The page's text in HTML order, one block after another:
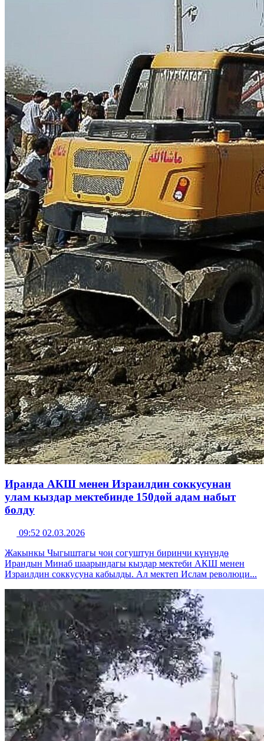
Иранда АКШ менен Израилдин соккусунан
улам кыздар мектебинде 150дөй адам набыт
болду
09:52 02.03.2026
Жакынкы Чыгыштагы чоң согуштун биринчи күнүндө
Ирандын Минаб шаарындагы кыздар мектеби АКШ менен
Израилдин соккусуна кабылды. Ал мектеп Ислам революци...